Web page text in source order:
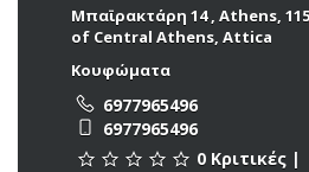
Μπαϊρακτάρη 14 , Athens,
of Central Athens, Attica
Κουφώματα
6977965496
6977965496
0 Κριτικές |